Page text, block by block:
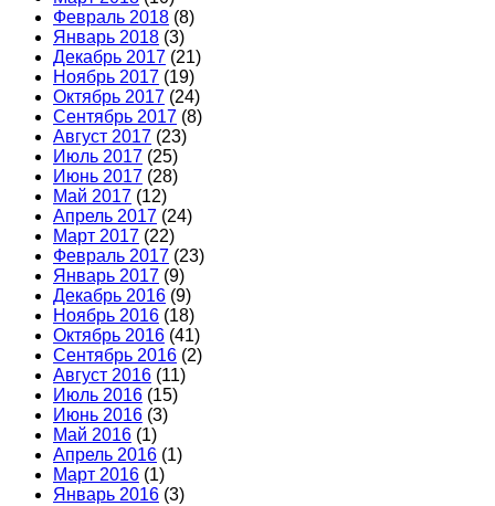
Февраль 2018 (8)
Январь 2018 (3)
Декабрь 2017 (21)
Ноябрь 2017 (19)
Октябрь 2017 (24)
Сентябрь 2017 (8)
Август 2017 (23)
Июль 2017 (25)
Июнь 2017 (28)
Май 2017 (12)
Апрель 2017 (24)
Март 2017 (22)
Февраль 2017 (23)
Январь 2017 (9)
Декабрь 2016 (9)
Ноябрь 2016 (18)
Октябрь 2016 (41)
Сентябрь 2016 (2)
Август 2016 (11)
Июль 2016 (15)
Июнь 2016 (3)
Май 2016 (1)
Апрель 2016 (1)
Март 2016 (1)
Январь 2016 (3)